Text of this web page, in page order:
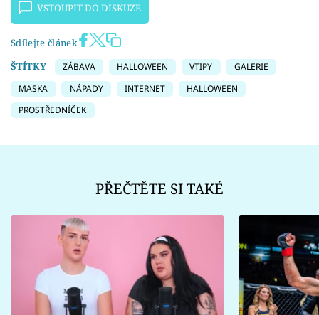
VSTOUPIT DO DISKUZE
Sdílejte článek
ŠTÍTKY
ZÁBAVA HALLOWEEN VTIPY
GALERIE
MASKA
NÁPADY INTERNET
HALLOWEEN
PROSTŘEDNÍČEK
PŘEČTĚTE SI TAKÉ